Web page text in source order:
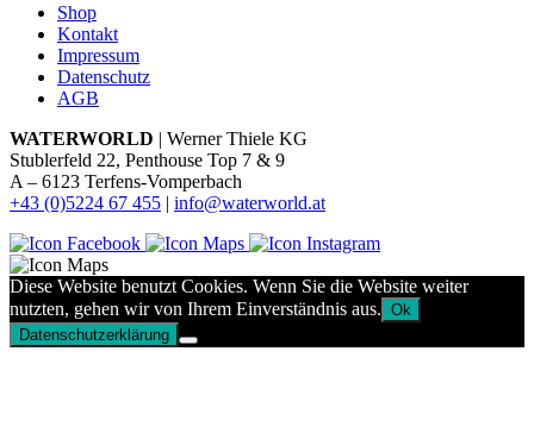
Shop
Kontakt
Impressum
Datenschutz
AGB
WATERWORLD | Werner Thiele KG
Stublerfeld 22, Penthouse Top 7 & 9
A – 6123 Terfens-Vomperbach
+43 (0)5224 67 455 | info@waterworld.at
Diese Website benutzt Cookies. Wenn Sie die Website weiter
nutzten, gehen wir von Ihrem Einverständnis aus. Ok
Datenschutzerklärung